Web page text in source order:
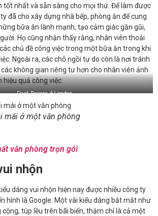
tốt nhất và sẵn sàng cho mọi thứ. Để làm được
đã cho xây dựng nhà bếp, phòng ăn để cung
bữa ăn lành mạnh, tạo cảm giác gần gũi,
Họ cũng nhận thấy rằng, nhân viên thoải
chủ đề công việc trong một bữa ăn trong khi
Ngoài ra, các chỗ ngồi tự do còn là nơi tránh
không gian riêng tư hơn cho nhân viên ảnh
quả công việc.
Fruit Towers ở London
mái ở một văn phòng
văn phòng trọn gói
nhộn
dáng vui nhộn hiện nay được nhiều công ty
hình là Google. Một vài kiểu dáng bắt mắt như
túp lều trên bãi biển, thậm chí là cả một